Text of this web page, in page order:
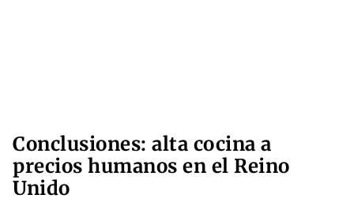
Conclusiones: alta cocina a
precios humanos en el Reino
Unido